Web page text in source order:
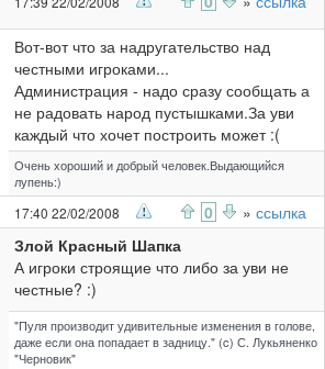
Вот-вот что за надругательство над
честными игроками...
Администрация - надо сразу сообщать а
не радовать народ пустышками.За уви
каждый что хочет построить может :(
Очень хороший и добрый человек.Выдающийся
лупень:)
17:40 22/02/2008 0 » ссылка
Злой Красный Шапка
А игроки строящие что либо за уви не
честные? :)
"Пуля производит удивительные изменения в голове,
даже если она попадает в задницу." (c) С. Лукьяненко
"Черновик"